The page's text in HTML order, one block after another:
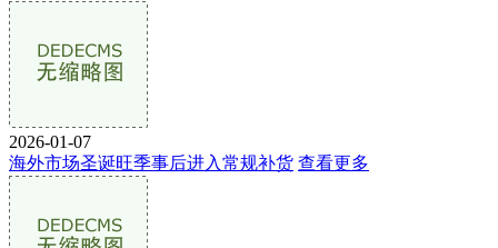
2026-01-07
海外市场圣诞旺季事后进入常规补货 查看更多